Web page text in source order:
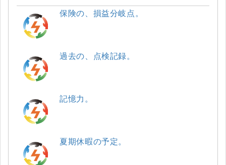
保険の、損益分岐点。
過去の、点検記録。
記憶力。
夏期休暇の予定。